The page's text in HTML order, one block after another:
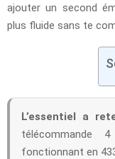
ajouter un second
plus fluide sans te
L’essentiel a
télécommande
fonctionnant en